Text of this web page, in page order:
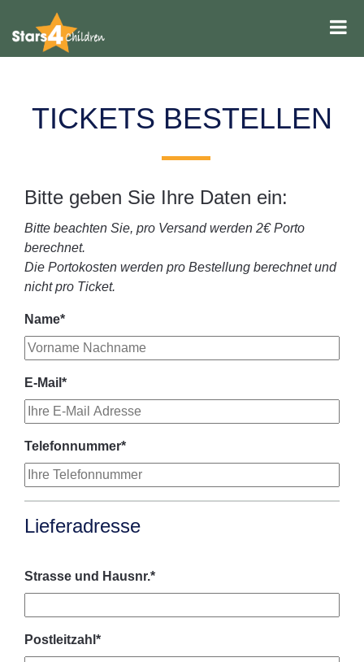
TICKETS BESTELLEN
Bitte geben Sie Ihre Daten ein:
Bitte beachten Sie, pro Versand werden 2€ Porto
berechnet.
Die Portokosten werden pro Bestellung berechnet und
nicht pro Ticket.
Name*
E-Mail *
Telefonnummer*
Lieferadresse
Strasse und Hausnr.*
Postleitzahl *